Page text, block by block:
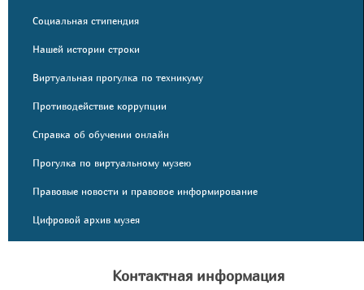
Социальная стипендия
Нашей истории строки
Виртуальная прогулка по техникуму
Противодействие коррупции
Справка об обучении онлайн
Прогулка по виртуальному музею
Правовые новости и правовое информирование
Цифровой архив музея
Контактная информация